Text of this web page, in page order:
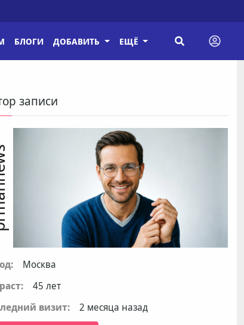
БЛОГИ ДОБАВИТЬ ЕЩЁ
записи
Москва
45 лет
визит:
2 месяца назад